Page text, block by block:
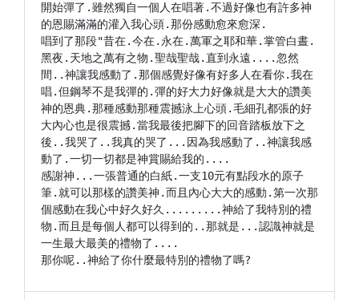
開始彈了.雖然獨自一個人在唱著.不過好像也有許多神
的恩賜滿滿的灌入我心頭.那份感動愈來愈深.
唱到了那段"昔在.今在.永在.萬軍之耶和華.掌管白晝.
黑夜.天地之萬有之物.聖哉聖哉.直到永遠....忽然
間..神讓我感動了.那個感覺好像有好多人在看你.我在
唱.但鋼琴不是我彈的.彈的好大力好像就是大大的讚美
神的恩典.那種感動那種震撼泳上心頭.毛細孔都張的好
大內心也是很震撼.當我最後把腳下的回音踏板放下之
後..我哭了..我真的哭了...因為我感動了..神讓我感
動了.一切一切都是神賞賜給我的....
感謝神...一張普通的白紙.一支10元有點段水的原子
筆.就可以那樣的讚美神.而且內心大大的感動.第一次那
個感動在我心中好久好久.........神給了我特別的禮
物.而且是每個人都可以得到的..那就是...認識神就是
一生最大最美的禮物了....
那你呢..神給了你什麼最特別的禮物了嗎?